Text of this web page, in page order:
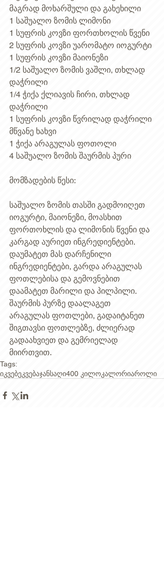
მაგრად მოხარშული და გახეხილი
1 საშუალო ზომის ლიმონი
1 სუფრის კოვზი ფორთხოლის წვენი
2 სუფრის კოვზი უარომატო იოგურტი
1 სუფრის კოვზი მაიონეზი
1/2 საშუალო ზომის ვაშლი, თხლად
დაჭრილი
1/4 ჭიქა ქლიავის ჩირი, თხლად
დაჭრილი
1 სუფრის კოვზი წვრილად დაჭრილი
მწვანე ხახვი
1 ჭიქა არაგულას ფოთოლი
4 საშუალო ზომის შაურმის პური
მომზადების წესი:
საშუალო ზომის თასში გადმოიღეთ
იოგურტი, მაიონეზი, მოასხით
ფორთოხლის და ლიმონის წვენი და
კარგად აურიეთ ინგრედიენტები.
დაუმატეთ მას დარჩენილი
ინგრედიენტები, გარდა არაგულას
ფოთლებისა და გემოვნებით
დაამატეთ მარილი და პილპილი.
შაურმის პურზე დაალაგეთ
არაგულას ფოთლები, გადაიტანეთ
შიგთავსი ფოთლებზე, ძლიერად
გადაახვიეთ და გემრიელად
მიირთვით.
Tags:
იკვებეკვებაჯანსაღი400 კილოკალორიაროლი